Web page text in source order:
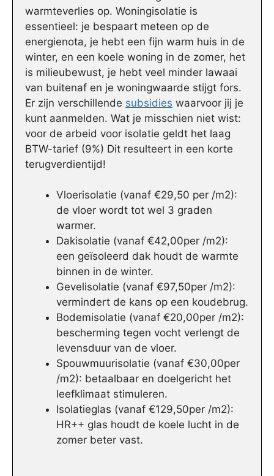
warmteverlies op. Woningisolatie is
essentieel: je bespaart meteen op de
energienota, je hebt een fijn warm huis in de
winter, en een koele woning in de zomer, het
is milieubewust, je hebt veel minder lawaai
van buitenaf en je woningwaarde stijgt fors.
Er zijn verschillende subsidies waarvoor jij je
kunt aanmelden. Wat je misschien niet wist:
voor de arbeid voor isolatie geldt het laag
BTW-tarief (9%) Dit resulteert in een korte
terugverdientijd!
Vloerisolatie (vanaf €29,50 per /m2):
de vloer wordt tot wel 3 graden
warmer.
Dakisolatie (vanaf €42,00per /m2):
een geïsoleerd dak houdt de warmte
binnen in de winter.
Gevelisolatie (vanaf €97,50per /m2):
vermindert de kans op een koudebrug.
Bodemisolatie (vanaf €20,00per /m2):
bescherming tegen vocht verlengt de
levensduur van de vloer.
Spouwmuurisolatie (vanaf €30,00per
/m2): betaalbaar en doelgericht het
leefklimaat stimuleren.
Isolatieglas (vanaf €129,50per /m2):
HR++ glas houdt de koele lucht in de
zomer beter vast.